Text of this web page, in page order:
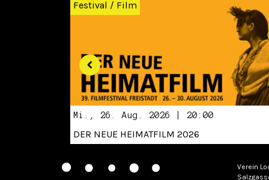
Festival / Film
Mi., 26. Aug. 2026 | 20:00
DER NEUE HEIMATFILM 2026
Verein